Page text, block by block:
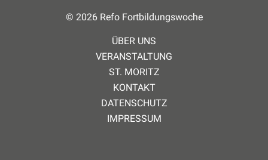
© 2026 Refo Fortbildungswoche
ÜBER UNS
VERANSTALTUNG
ST. MORITZ
KONTAKT
DATENSCHUTZ
IMPRESSUM